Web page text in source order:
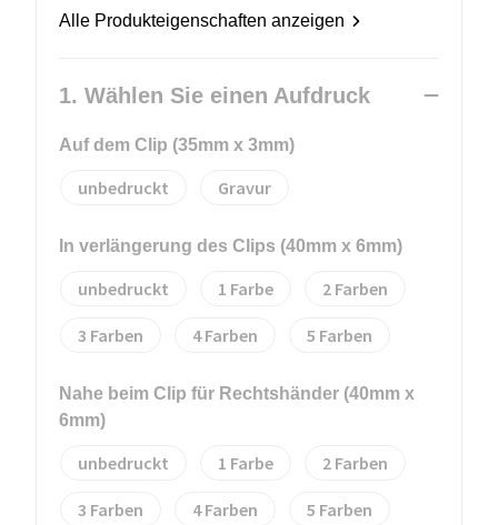
Alle Produkteigenschaften anzeigen
1. Wählen Sie einen Aufdruck
Auf dem Clip (35mm x 3mm)
unbedruckt Gravur
In verlängerung des Clips (40mm x 6mm)
unbedruckt 1 2
3 4 5
Nahe beim Clip für Rechtshänder (40mm x
6mm)
unbedruckt 1 2
3 4 5